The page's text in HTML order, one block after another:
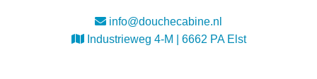
info@douchecabine.nl
Industrieweg 4-M | 6662 PA Elst